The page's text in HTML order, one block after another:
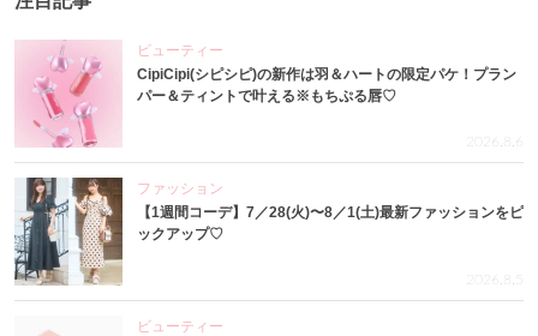
ビューティー
CipiCipi(シピシピ)の新作は羽＆ハートの限定パケ！プラン
パー＆ティントで叶える※もちぷる唇♡
2026.8.6
ファッション
【1週間コーデ】7／28(火)〜8／1(土)最新ファッションをピ
ックアップ♡
2026.8.5
ビューティー